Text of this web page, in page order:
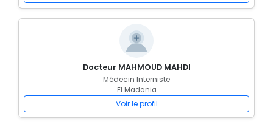
Docteur MAHMOUD MAHDI
Médecin Interniste
El Madania
Voir le profil